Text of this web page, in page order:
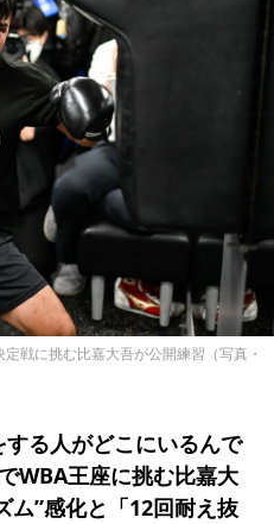
戦に挑む比嘉大吾が公開練習（写真・
する人がどこにいるんで
WBA王座に挑む比嘉大
”感化と「12回耐え抜